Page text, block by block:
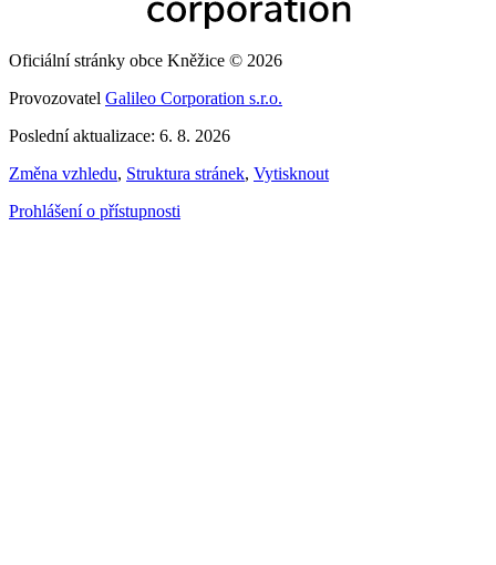
Oficiální stránky obce Kněžice © 2026
Provozovatel Galileo Corporation s.r.o.
Poslední aktualizace: 6. 8. 2026
Změna vzhledu, Struktura stránek, Vytisknout
Prohlášení o přístupnosti